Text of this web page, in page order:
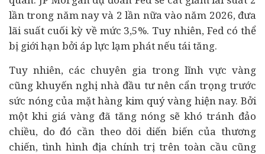
lần trong năm nay và 2 lần nữa vào năm 2026, đưa
lãi suất cuối kỳ về mức 3,5%. Tuy nhiên, Fed có thể
bị giới hạn bởi áp lực lạm phát nếu tái tăng.
Tuy nhiên, các chuyên gia trong lĩnh vực vàng
cũng khuyến nghị nhà đầu tưnên cẩn trọng trước
sức nóng của mặt hàng kim quý vàng hiện nay. Bởi
một khi giá vàng đã tăng nóng sẽ khó tránh đảo
chiều, do đó cần theo dõi diến biến của thương
chiến, tình hình địa chính trị trên toàn cầu cũng